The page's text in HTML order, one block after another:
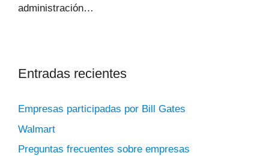
administración…
Entradas recientes
Empresas participadas por Bill Gates
Walmart
Preguntas frecuentes sobre empresas